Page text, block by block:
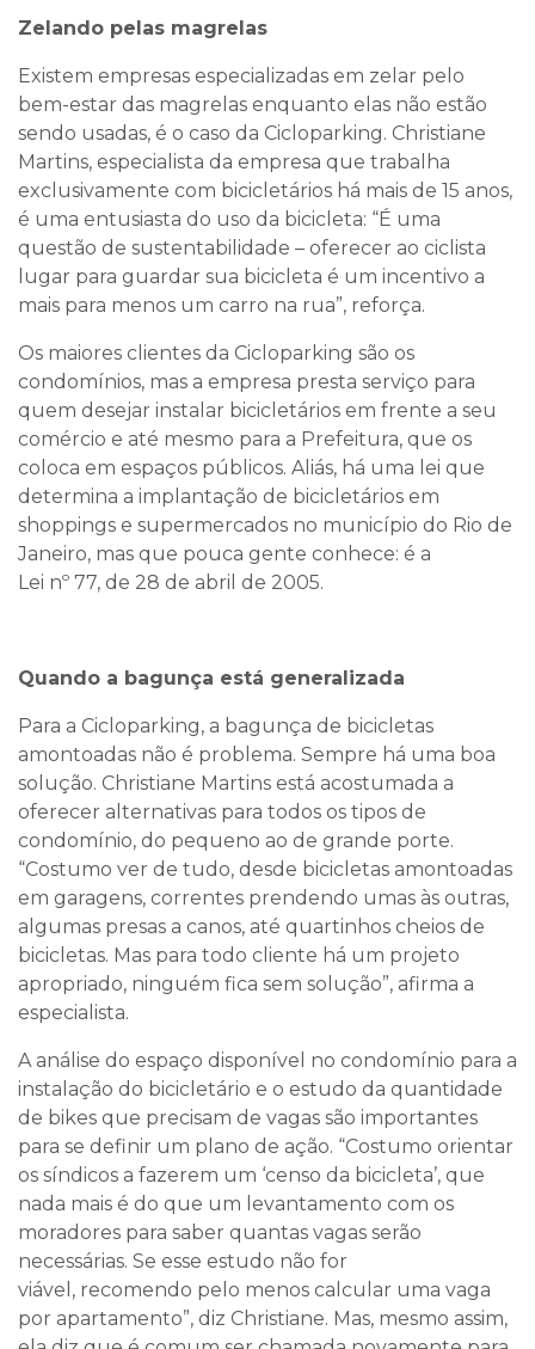
Zelando pelas magrelas
Existem empresas especializadas em zelar pelo
bem-estar das magrelas enquanto elas não estão
sendo usadas, é o caso da Cicloparking. Christiane
Martins, especialista da empresa que trabalha
exclusivamente com bicicletários há mais de 15 anos,
é uma entusiasta do uso da bicicleta: “É uma
questão de sustentabilidade – oferecer ao ciclista
lugar para guardar sua bicicleta é um incentivo a
mais para menos um carro na rua”, reforça.
Os maiores clientes da Cicloparking são os
condomínios, mas a empresa presta serviço para
quem desejar instalar bicicletários em frente a seu
comércio e até mesmo para a Prefeitura, que os
coloca em espaços públicos. Aliás, há uma lei que
determina a implantação de bicicletários em
shoppings e supermercados no município do Rio de
Janeiro, mas que pouca gente conhece: é a
Lei nº 77, de 28 de abril de 2005.
Quando a bagunça está generalizada
Para a Cicloparking, a bagunça de bicicletas
amontoadas não é problema. Sempre há uma boa
solução. Christiane Martins está acostumada a
oferecer alternativas para todos os tipos de
condomínio, do pequeno ao de grande porte.
“Costumo ver de tudo, desde bicicletas amontoadas
em garagens, correntes prendendo umas às outras,
algumas presas a canos, até quartinhos cheios de
bicicletas. Mas para todo cliente há um projeto
apropriado, ninguém fica sem solução”, afirma a
especialista.
A análise do espaço disponível no condomínio para a
instalação do bicicletário e o estudo da quantidade
de bikes que precisam de vagas são importantes
para se definir um plano de ação. “Costumo orientar
os síndicos a fazerem um ‘censo da bicicleta’, que
nada mais é do que um levantamento com os
moradores para saber quantas vagas serão
necessárias. Se esse estudo não for
viável, recomendo pelo menos calcular uma vaga
por apartamento”, diz Christiane. Mas, mesmo assim,